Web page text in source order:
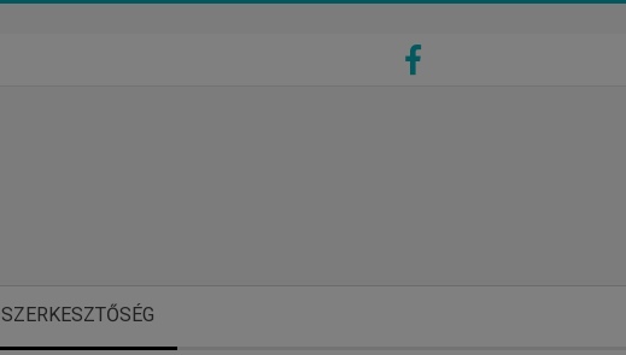
SZERKESZTŐSÉG